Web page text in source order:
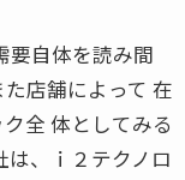
要自体を読み間
店舗によって 在
全 体としてみる
は、ｉ２テクノロ